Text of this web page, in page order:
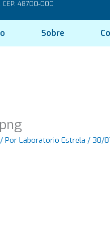
CEP: 48700-000
Sobre
/ PorLaboratorio Estrela/ 30/